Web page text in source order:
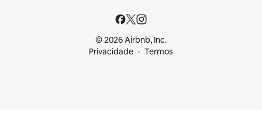
© 2026 Airbnb, Inc.
Privacidade
Termos